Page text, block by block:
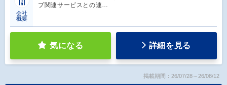
会社
概要
プ関連サービスとの連…
気になる 詳細を見る
掲載期間：26/07/28～26/08/12